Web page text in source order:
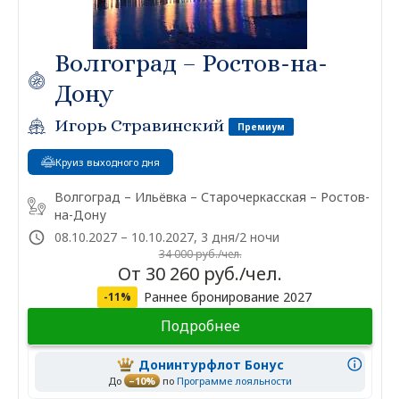
Волгоград – Ростов-на-
Дону
Игорь Стравинский Премиум
Круиз выходного дня
Волгоград – Ильёвка – Старочеркасская – Ростов-
на-Дону
08.10.2027 – 10.10.2027, 3 дня/2 ночи
34 000 руб./чел.
От 30 260 руб./чел.
-11% Раннее бронирование 2027
Подробнее
Донинтурфлот Бонус
До –10% по Программе лояльности